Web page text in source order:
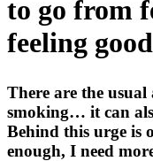
to go from
feeling
There are the
smoking… it can
Behind this urge is
enough, I need